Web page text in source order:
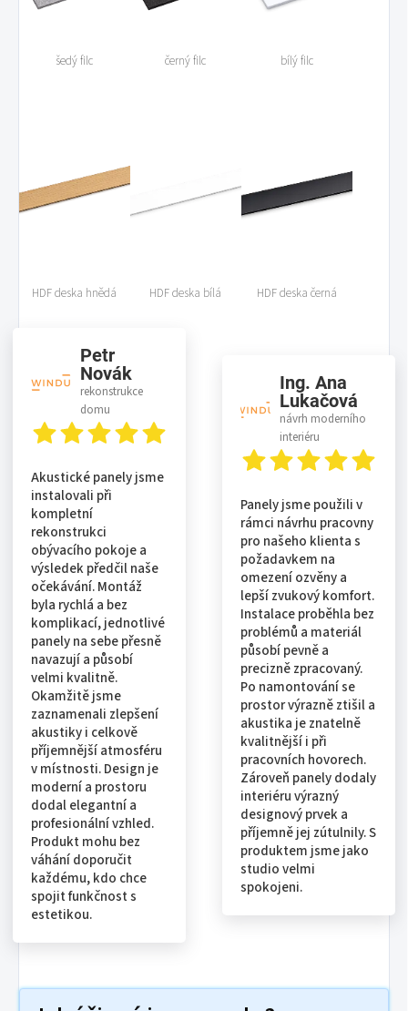
šedý filc černý filc bílý filc
HDF deska hnědá HDF deska bílá HDF deska černá
Petr
Novák
rekonstrukce
domu
Akustické panely jsme
instalovali při
kompletní
rekonstrukci
obývacího pokoje a
výsledek předčil naše
očekávání. Montáž
byla rychlá a bez
komplikací, jednotlivé
panely na sebe přesně
navazují a působí
velmi kvalitně.
Okamžitě jsme
zaznamenali zlepšení
akustiky i celkově
příjemnější atmosféru
v místnosti. Design je
moderní a prostoru
dodal elegantní a
profesionální vzhled.
Produkt mohu bez
váhání doporučit
každému, kdo chce
spojit funkčnost s
estetikou.
Ing. Ana
Lukačová
návrh moderního
interiéru
Panely jsme použili v
rámci návrhu pracovny
pro našeho klienta s
požadavkem na
omezení ozvěny a
lepší zvukový komfort.
Instalace proběhla bez
problémů a materiál
působí pevně a
precizně zpracovaný.
Po namontování se
prostor výrazně ztišil a
akustika je znatelně
kvalitnější i při
pracovních hovorech.
Zároveň panely dodaly
interiéru výrazný
designový prvek a
příjemně jej zútulnily. S
produktem jsme jako
studio velmi
spokojeni.